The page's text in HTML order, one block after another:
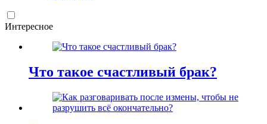
Интересное
Что такое счастливый брак?